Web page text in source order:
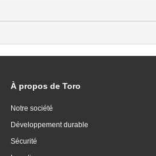
À propos de Toro
Notre société
Développement durable
Sécurité